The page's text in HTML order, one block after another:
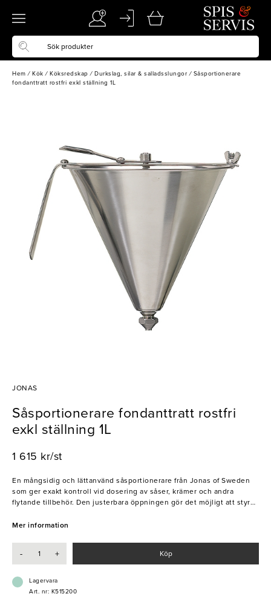
Hem / Kök / Köksredskap / Durkslag, silar & salladsslungor / Såsportionerare
fondanttratt rostfri exkl ställning 1L
JONAS
Såsportionerare fondanttratt rostfri
exkl ställning 1L
1 615 kr/st
En mångsidig och lättanvänd såsportionerare från Jonas of Sweden
som ger exakt kontroll vid dosering av såser, krämer och andra
flytande tillbehör. Den justerbara öppningen gör det möjligt att styra
precision­säker servering varje gång. Tillverkad i rostfritt stål av hög
- Justerbart flöde för exakt dosering
- Tål maskindisk
Mer information
- + Köp
Lagervara
Art. nr: K515200